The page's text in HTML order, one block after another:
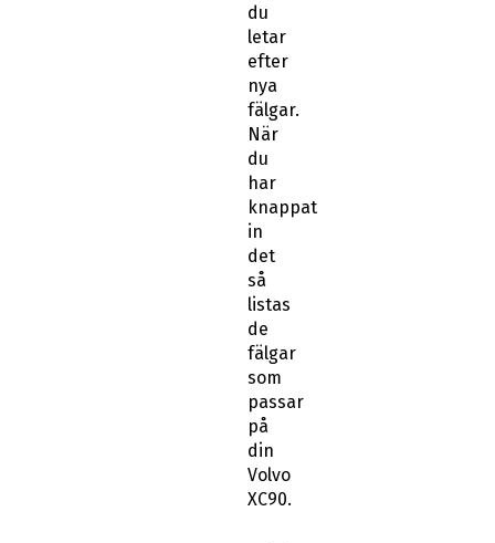
du
letar
efter
nya
fälgar.
När
du
har
knappat
in
det
så
listas
de
fälgar
som
passar
på
din
Volvo
XC90.